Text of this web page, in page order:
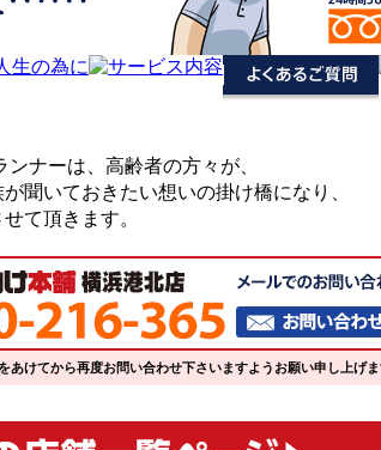
ナーは、高齢者の方々が、
聞いておきたい想いの掛け橋になり、
て頂きます。
けてから再度お問い合わせ下さいますようお願い申し上げ